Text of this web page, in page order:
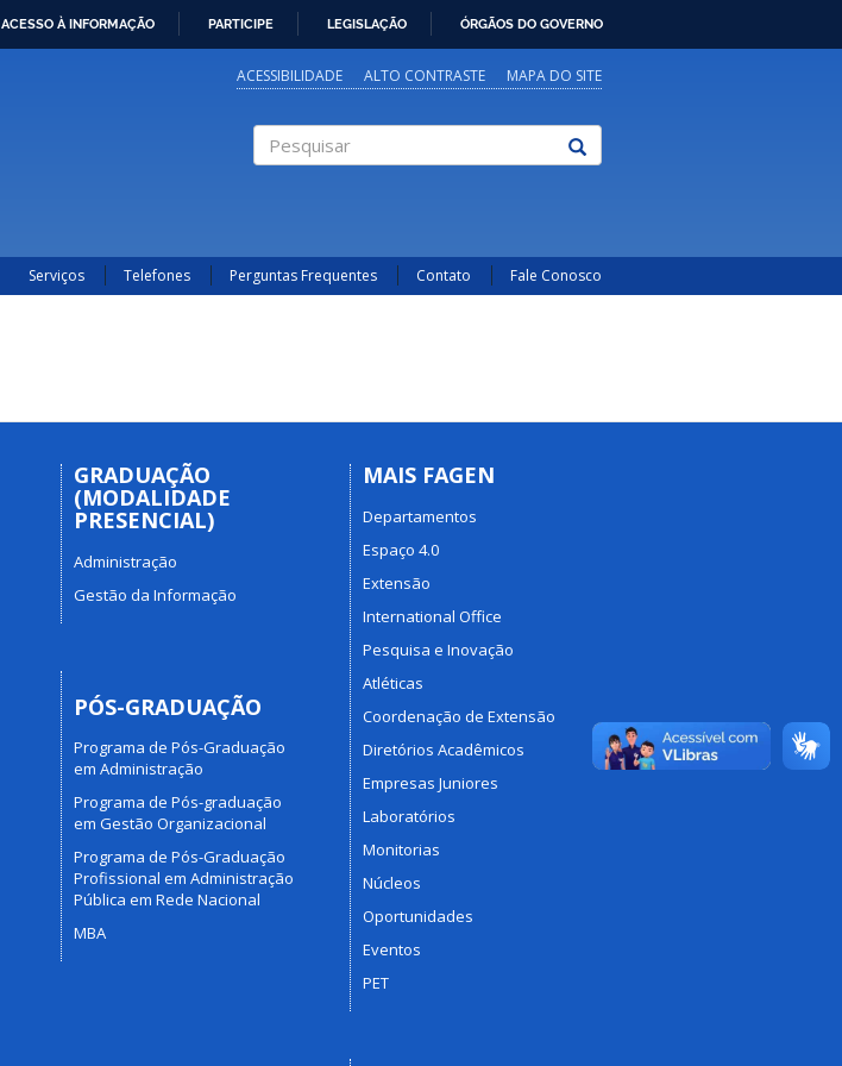
ACESSO À INFORMAÇÃO PARTICIPE LEGISLAÇÃO ÓRGÃOS DO GOVERNO
ACESSIBILIDADE ALTO CONTRASTE MAPA DO SITE
Serviços Telefones Perguntas Frequentes Contato Fale Conosco
GRADUAÇÃO
(MODALIDADE
PRESENCIAL)
Administração
Gestão da Informação
PÓS-GRADUAÇÃO
Programa de Pós-Graduação
em Administração
Programa de Pós-graduação
em Gestão Organizacional
Programa de Pós-Graduação
Profissional em Administração
Pública em Rede Nacional
MBA
MAIS FAGEN
Departamentos
Espaço 4.0
Extensão
International Office
Pesquisa e Inovação
Atléticas
Coordenação de Extensão
Diretórios Acadêmicos
Empresas Juniores
Laboratórios
Monitorias
Núcleos
Oportunidades
Eventos
PET